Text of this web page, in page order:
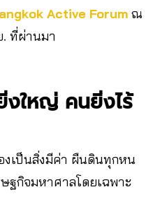
Active Forum ณ
ที่ผ่านมา
งใหญ่ คนยิ่งไร้
งเป็นสิ่งมีค่า ผืนดินทุกหน
ฐกิจมหาศาลโดยเฉพาะ